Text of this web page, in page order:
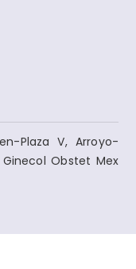
Plaza V, Arroyo-
Obstet Mex